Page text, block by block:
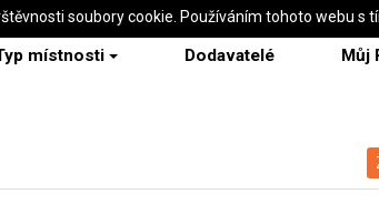
místnosti Dodavatelé Můj
soubory cookie. Používáním tohoto webu s